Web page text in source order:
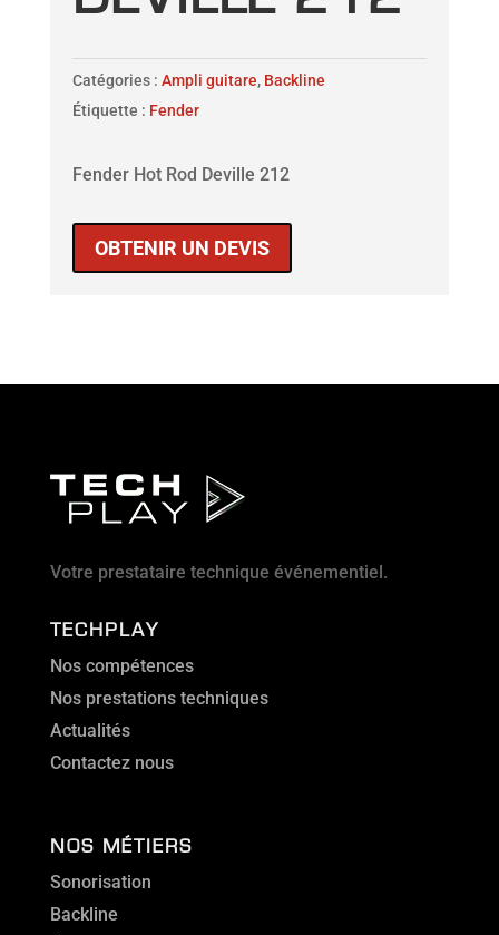
Catégories : Ampli guitare, Backline
Étiquette : Fender
Fender Hot Rod Deville 212
OBTENIR UN DEVIS
Votre prestataire technique événementiel.
TECHPLAY
Nos compétences
Nos prestations techniques
Actualités
Contactez nous
NOS MÉTIERS
Sonorisation
Backline